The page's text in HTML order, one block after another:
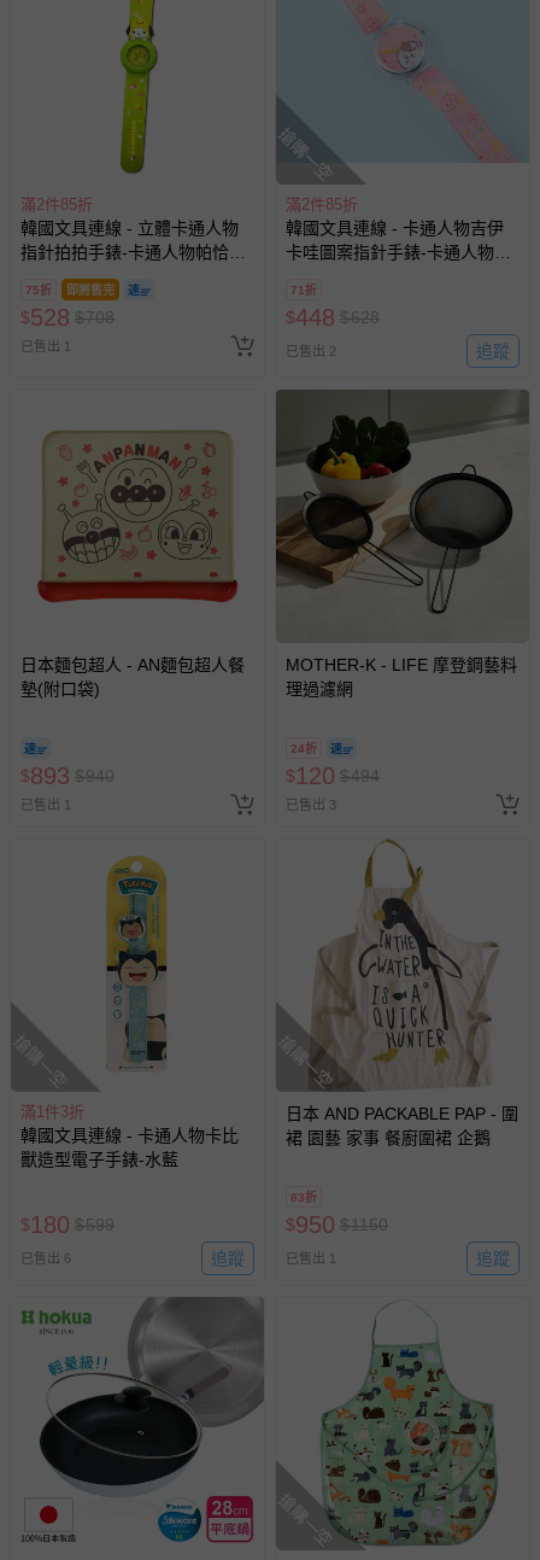
滿2件85折
韓國文具連線 - 立體卡通人物
指針拍拍手錶-卡通人物帕恰狗-
75折 即將售完
$528 $708
已售出 1
搶購一空
滿2件85折
韓國文具連線 - 卡通人物吉伊
卡哇圖案指針手錶-卡通人物吉
71折
$448 $628
已售出 2 追蹤
日本麵包超人 - AN麵包超人餐
墊(附口袋)
$893 $940
已售出 1
MOTHER-K - LIFE 摩登鋼藝料
理過濾網
24折
$120 $494
已售出 3
搶購一空
滿1件3折
韓國文具連線 - 卡通人物卡比
獸造型電子手錶-水藍
$180 $599
已售出 6 追蹤
搶購一空
日本 AND PACKABLE PAP - 圍
裙 園藝 家事 餐廚圍裙 企鵝
83折
$950 $1150
已售出 1 追蹤
搶購一空